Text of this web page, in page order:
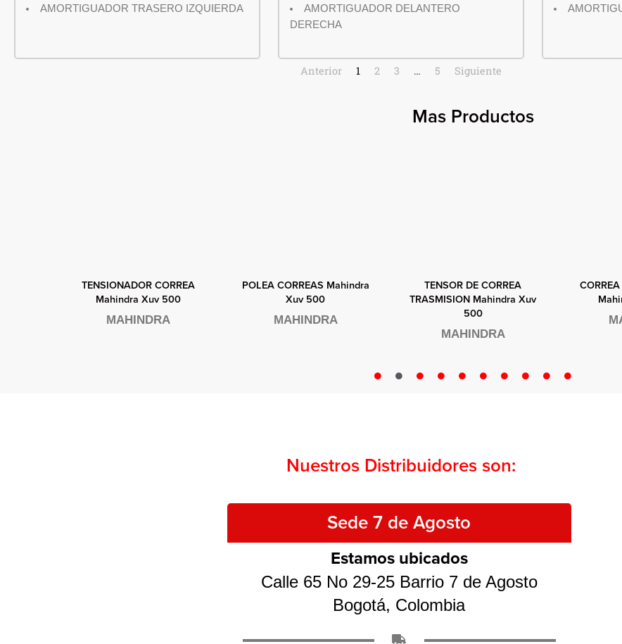
AMORTIGUADOR TRASERO IZQUIERDA
AMORTIGUADOR DELANTERO
DERECHA
Anterior 1 2 3 … 5 Siguiente
Mas Productos
Vista rápida
TENSIONADOR CORREA
Mahindra Xuv 500
MAHINDRA
Vista rápida
POLEA CORREAS Mahindra
Xuv 500
MAHINDRA
Vista rápida
TENSOR DE CORREA
TRASMISION Mahindra Xuv
500
MAHINDRA
Nuestros Distribuidores son:
Sede 7 de Agosto
Estamos ubicados
Calle 65 No 29-25 Barrio 7 de Agosto
Bogotá, Colombia